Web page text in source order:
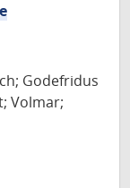
Godefridus
Volmar;